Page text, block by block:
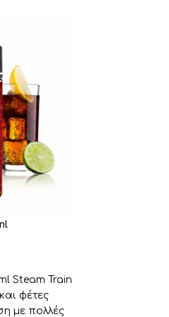
Steam Train
φέτες
με πολλές